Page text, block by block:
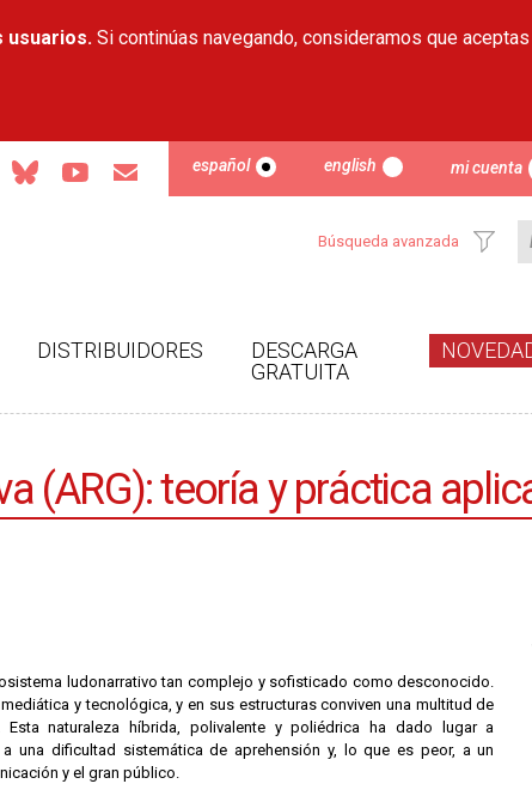
usuarios. Si continúas navegando, consideramos que
español english mi cuenta
Búsqueda avanzada
DISTRIBUIDORES
DESCARGA
GRATUITA
(ARG): teoría y práctica
ludonarrativo tan complejo y sofisticado como desconocido.
y tecnológica, y en sus estructuras conviven una multitud de
Esta naturaleza híbrida, polivalente y poliédrica ha dado lugar a
una dificultad sistemática de aprehensión y, lo que es peor, a un
y el gran público.